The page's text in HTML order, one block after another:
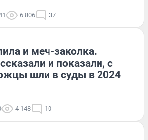
6 806 37
и меч-заколка.
и показали, с
шли в суды в 2024
4 148 10